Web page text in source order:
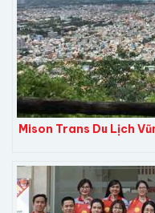
Mison Trans Du Lịch